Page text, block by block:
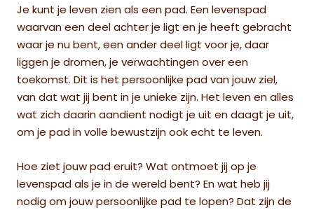
Je kunt je leven zien als een pad. Een levenspad
waarvan een deel achter je ligt en je heeft gebracht
waar je nu bent, een ander deel ligt voor je, daar
liggen je dromen, je verwachtingen over een
toekomst. Dit is het persoonlijke pad van jouw ziel,
van dat wat jij bent in je unieke zijn. Het leven en alles
wat zich daarin aandient nodigt je uit en daagt je uit,
om je pad in volle bewustzijn ook echt te leven.
Hoe ziet jouw pad eruit? Wat ontmoet jij op je
levenspad als je in de wereld bent? En wat heb jij
nodig om jouw persoonlijke pad te lopen? Dat zijn de